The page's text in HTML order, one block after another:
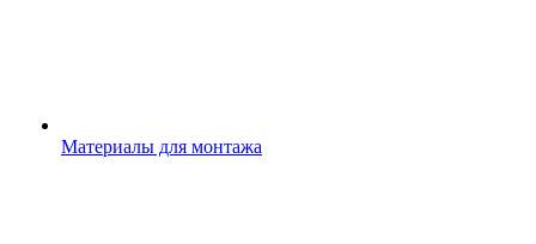
Материалы для монтажа